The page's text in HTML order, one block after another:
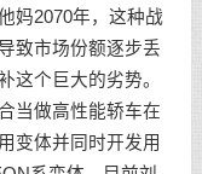
妈2070年，这种战
致市场份额逐步丢
这个巨大的劣势。
当做高性能轿车在
变体并同时开发用